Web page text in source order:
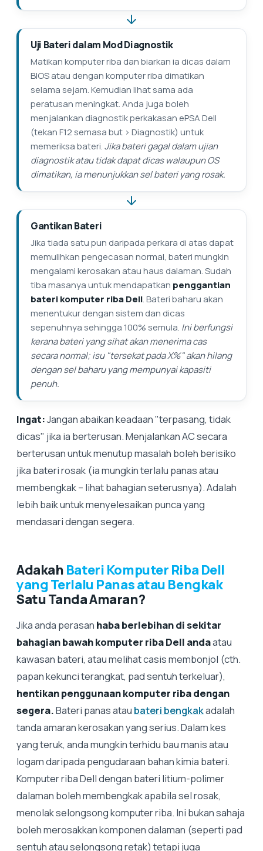
Uji Bateri dalam Mod Diagnostik
Matikan komputer riba dan biarkan ia dicas dalam
BIOS atau dengan komputer riba dimatikan
selama sejam. Kemudian lihat sama ada
peratusan meningkat. Anda juga boleh
menjalankan diagnostik perkakasan ePSA Dell
(tekan F12 semasa but > Diagnostik) untuk
memeriksa bateri.Jika bateri gagal dalam ujian
diagnostik atau tidak dapat dicas walaupun OS
dimatikan, ia menunjukkan sel bateri yang rosak.
Gantikan Bateri
Jika tiada satu pun daripada perkara di atas dapat
memulihkan pengecasan normal, bateri mungkin
mengalami kerosakan atau haus dalaman. Sudah
tiba masanya untuk mendapatkan penggantian
bateri komputer riba Dell. Bateri baharu akan
menentukur dengan sistem dan dicas
sepenuhnya sehingga 100% semula. Ini berfungsi
kerana bateri yang sihat akan menerima cas
secara normal; isu "tersekat pada X%" akan hilang
dengan sel baharu yang mempunyai kapasiti
penuh.
Ingat:Jangan abaikan keadaan "terpasang, tidak
dicas" jika ia berterusan. Menjalankan AC secara
berterusan untuk menutup masalah boleh berisiko
jika bateri rosak (ia mungkin terlalu panas atau
membengkak – lihat bahagian seterusnya). Adalah
lebih baik untuk menyelesaikan punca yang
mendasari dengan segera.
Adakah Bateri Komputer Riba Dell
yang Terlalu Panas atau Bengkak
Satu Tanda Amaran?
Jika anda perasan haba berlebihan di sekitar
bahagian bawah komputer riba Dell andaatau
kawasan bateri, atau melihat casis membonjol (cth.
papan kekunci terangkat, pad sentuh terkeluar),
hentikan penggunaan komputer riba dengan
segera.Bateri panas atau bateri bengkakadalah
tanda amaran kerosakan yang serius. Dalam kes
yang teruk, anda mungkin terhidu bau manis atau
logam daripada pengudaraan bahan kimia bateri.
Komputer riba Dell dengan bateri litium-polimer
dalaman boleh membengkak apabila sel rosak,
menolak selongsong komputer riba. Ini bukan sahaja
boleh merosakkan komponen dalaman (seperti pad
sentuh atau selongsong retak) tetapi juga